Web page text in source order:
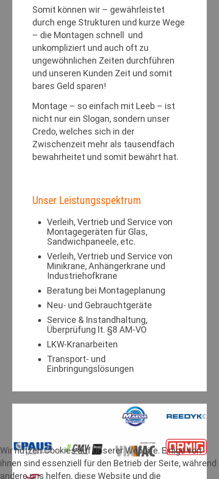
Somit können wir – gewährleistet
durch enge Strukturen und kurze Wege
– die Montagen schnell und
unkompliziert und auch oft zu
ungewöhnlichen Zeiten durchführen
und unseren Kunden Zeit und somit
bares Geld sparen!
Montage – so einfach mit Leeb – ist
nicht nur ein Slogan, sondern unser
Credo, welches sich in der
Zwischenzeit mehr als tausendfach
bewahrheitet und somit bewährt hat.
Unser Leistungsspektrum
Verleih, Vertrieb und Service von
Montagegeräten für Glas,
Sandwichpaneele, etc.
Verleih, Vertrieb und Service von
Minikrane, Anhängerkrane und
Industriehofkrane
Beratung bei Montageplanung
Neu- und Gebrauchtgeräte
Service & Instandhaltung,
Überprüfung lt. §8 AM-VO
LKW-Kranarbeiten
Transport- und
Einbringungslösungen
Wir nutzen Cookies auf unserer Website. Einige von
ihnen sind essenziell für den Betrieb der Seite, während
andere uns helfen, diese Website und die